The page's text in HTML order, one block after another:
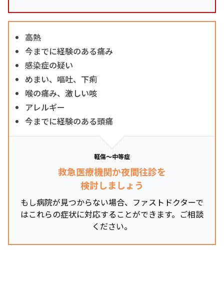
高熱
今までに経験のある痛み
感染症の疑い
めまい、嘔吐、下痢
喉の痛み、激しい咳
アレルギー
今までに経験のある頭痛
軽傷～中等症
救急医療機関か夜間往診を
検討しましょう
もし病院が見つからない場合、ファストドクターで
はこれらの症状に対応することができます。ご相談
ください。